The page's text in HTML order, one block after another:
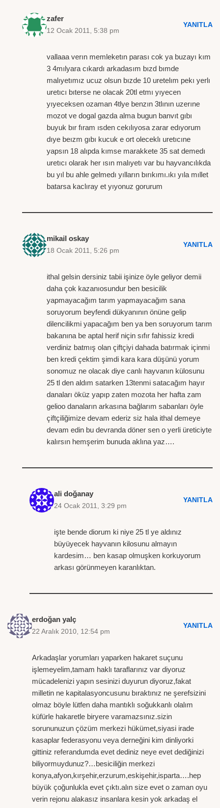
zafer
12 Ocak 2011, 5:38 pm
YANITLA
vallaaa verın memleketın parası cok ya buzayı kım
3 4mılyara cıkardı arkadasım bızd bımde
malıyetımız ucuz olsun bızde 10 uretelım pekı yerlı
uretıcı bıterse ne olacak 20tl etmı yıyecen
yıyeceksen ozaman 4tlye benzın 3tlının uzerıne
mozot ve dogal gazda alma bugun banvıt gıbı
buyuk bır fıram ısden cekılıyosa zarar edıyorum
dıye beızm gıbı kucuk e ort oleceklı uretıcıne
yapsın 18 alıpda kımse marakkete 35 sat demedı
uretıcı olarak her ısın malıyetı var bu hayvancılıkda
bu yıl bu ahle gelmedı yılların bırıkımı.ıkı yıla mıllet
batarsa kaclıray et yıyonuz gorurum
mikail oskay
18 Ocak 2011, 5:26 pm
YANITLA
ithal gelsin dersiniz tabii işinize öyle geliyor demii
daha çok kazanıosundur ben besicilik
yapmayacağım tarım yapmayacağım sana
soruyorum beyfendi dükyanının önüne gelip
dilencilikmi yapacağım ben ya ben soruyorum tarım
bakanına be aptal herif niçin sıfır fahissiz kredi
verdiniz batmış olan çiftçiyi dahada batırmak içinmi
ben kredi çektim şimdi kara kara düşünü yorum
sonomuz ne olacak diye canlı hayvanın külosunu
25 tl den aldım satarken 13tenmi satacağım hayır
danaları öküz yapıp zaten mozota her hafta zam
gelioo danaların arkasına bağlarım sabanları öyle
çiftçiliğimize devam ederiz siz hala ithal demeye
devam edin bu devranda döner sen o yerli üreticiyte
kalırsın hemşerim bunuda aklına yaz….
ali doğanay
24 Ocak 2011, 3:29 pm
YANITLA
işte bende diorum ki niye 25 tl ye aldınız
büyüyecek hayvanın kilosunu almayın
kardesim… ben kasap olmuşken korkuyorum
arkası görünmeyen karanlıktan.
erdoğan yalç
22 Aralık 2010, 12:54 pm
YANITLA
Arkadaşlar yorumları yaparken hakaret suçunu
işlemeyelim,tamam haklı taraflarınız var diyoruz
mücadelenizi yapın sesinizi duyurun diyoruz,fakat
milletin ne kapitalasyoncusunu bıraktınız ne şerefsizini
olmaz böyle lütfen daha mantıklı soğukkanlı olalım
küfürle hakaretle biryere varamazsınız.sizin
sorununuzun çözüm merkezi hükümet,siyasi irade
kasaplar federasyonu veya derneğini kim dinliyorki
gittiniz referandumda evet dediniz neye evet dediğinizi
biliyormuydunuz?…besiciliğin merkezi
konya,afyon,kırşehir,erzurum,eskişehir,isparta….hep
büyük çoğunlukla evet çıktı.alın size evet o zaman oyu
verin rejonu alakasız insanlara kesin yok arkadaş el